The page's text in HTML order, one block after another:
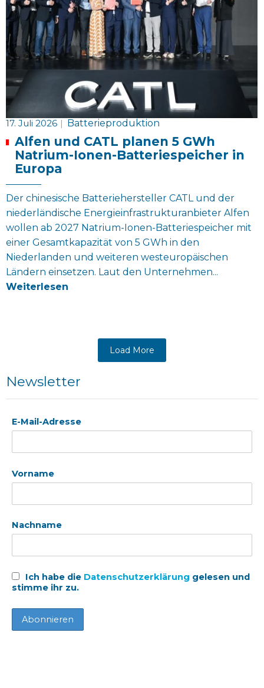
17. Juli 2026 | Batterieproduktion
Alfen und CATL planen 5 GWh
Natrium-Ionen-Batteriespeicher in
Europa
Der chinesische Batteriehersteller CATL und der
niederländische Energieinfrastrukturanbieter Alfen
wollen ab 2027 Natrium-Ionen-Batteriespeicher mit
einer Gesamtkapazität von 5 GWh in den
Niederlanden und weiteren westeuropäischen
Ländern einsetzen. Laut den Unternehmen...
Weiterlesen
Load More
Newsletter
E-Mail-Adresse
Vorname
Nachname
Ich habe die Datenschutzerklärung gelesen und
stimme ihr zu.